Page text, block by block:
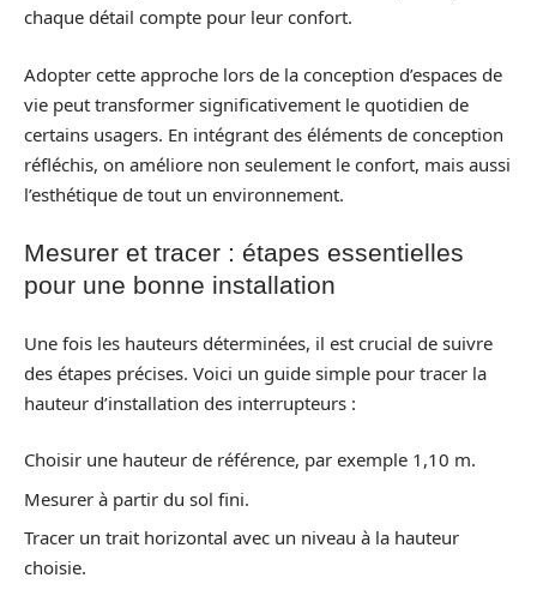
chaque détail compte pour leur confort.
Adopter cette approche lors de la conception d’espaces de
vie peut transformer significativement le quotidien de
certains usagers. En intégrant des éléments de conception
réfléchis, on améliore non seulement le confort, mais aussi
l’esthétique de tout un environnement.
Mesurer et tracer : étapes essentielles
pour une bonne installation
Une fois les hauteurs déterminées, il est crucial de suivre
des étapes précises. Voici un guide simple pour tracer la
hauteur d’installation des interrupteurs :
Choisir une hauteur de référence, par exemple 1,10 m.
Mesurer à partir du sol fini.
Tracer un trait horizontal avec un niveau à la hauteur
choisie.